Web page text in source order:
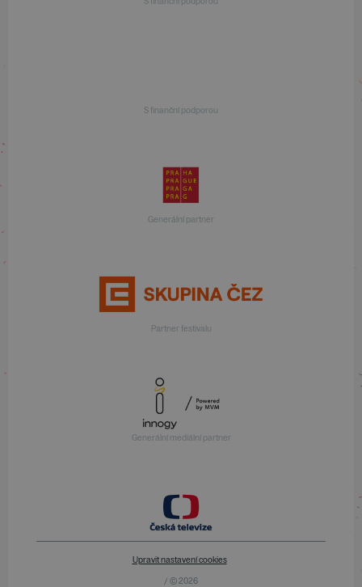
S finanční podporou
Generální partner
Partner festivalu
Generální mediální partner
Upravit nastavení cookies
/ © 2026